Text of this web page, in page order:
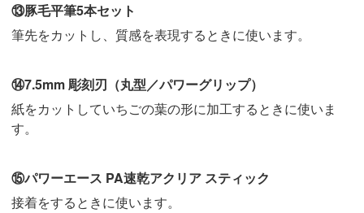
⑬豚毛平筆5本セット
筆先をカットし、質感を表現するときに使います。
⑭7.5mm 彫刻刃（丸型／パワーグリップ）
紙をカットしていちごの葉の形に加工するときに使いま
す。
⑮パワーエース PA速乾アクリア スティック
接着をするときに使います。